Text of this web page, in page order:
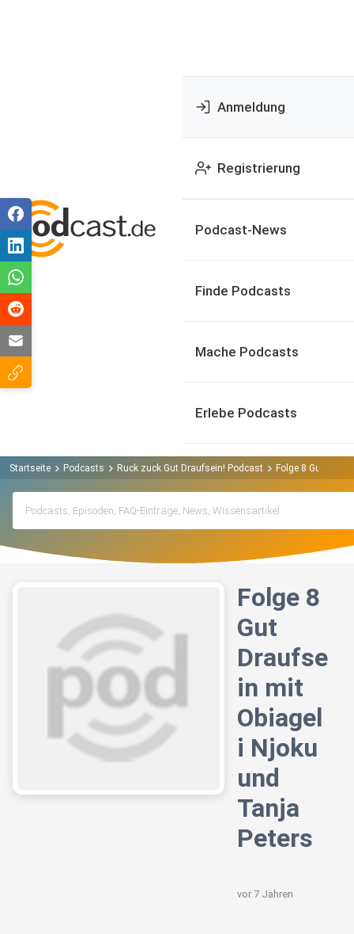
Anmeldung
Registrierung
Podcast-News
Finde Podcasts
Mache Podcasts
Erlebe Podcasts
Startseite Podcasts Ruck zuck Gut Draufsein! Podcast Folge 8 Gut
Folge 8
Gut
Draufse
in mit
Obiagel
i Njoku
und
Tanja
Peters
vor 7 Jahren